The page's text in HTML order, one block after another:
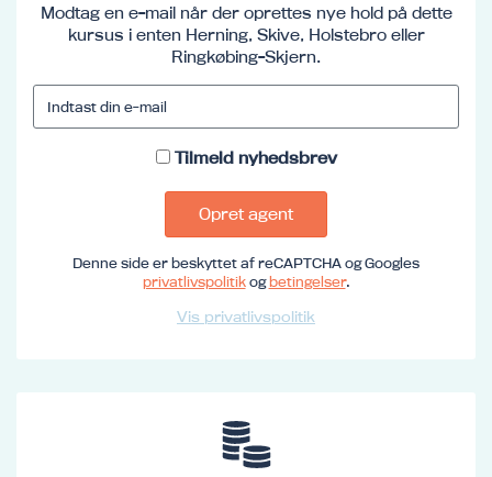
Modtag en e-mail når der oprettes nye hold på dette
kursus i enten Herning, Skive, Holstebro eller
Ringkøbing-Skjern.
Tilmeld nyhedsbrev
Opret agent
Denne side er beskyttet af reCAPTCHA og Googles
privatlivspolitikogbetingelser.
Vis privatlivspolitik